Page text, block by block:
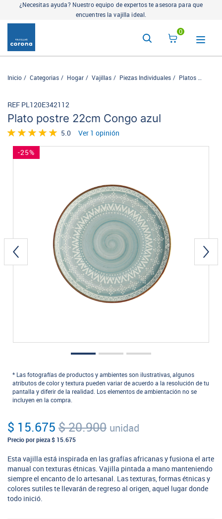
¿Necesitas ayuda? Nuestro equipo de expertos te asesora para que
encuentres la vajilla ideal.
0
Inicio Categorias Hogar Vajillas Piezas Individuales Platos
Plato postre 22cm Congo azul
REF PL120E342112
5.0 Ver 1 opinión
-25%
* Las fotografías de productos y ambientes son ilustrativas, algunos
atributos de color y textura pueden variar de acuerdo a la resolución de tu
pantalla y diferir de la realidad. Los elementos de ambientación no se
incluyen en la compra.
$ 15.675 $ 20.900 unidad
Precio por pieza $ 15.675
Esta vajilla está inspirada en las grafías africanas y fusiona el arte
manual con texturas étnicas. Vajilla pintada a mano manteniendo
siempre el encanto de lo artesanal. Las texturas, formas étnicas y
colores sutiles te llevarán de regreso al origen, aquel lugar donde
todo inició.